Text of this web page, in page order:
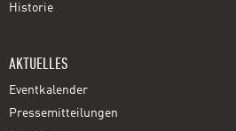
Historie
AKTUELLES
Eventkalender
Pressemitteilungen